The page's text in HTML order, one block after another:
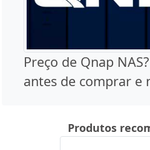
Preço de Qnap
antes de comprar e
Produtos